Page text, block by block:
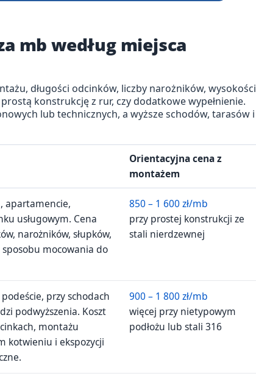
mb według miejsca
długości odcinków, liczby narożników, wysokości
konstrukcję z rur, czy dodatkowe wypełnienie.
lub technicznych, a wyższe schodów, tarasów i
Orientacyjna cena z
montażem
apartamencie,
usługowym. Cena
narożników, słupków,
mocowania do
850 – 1 600 zł/mb
przy prostej konstrukcji ze
stali nierdzewnej
przy schodach
podwyższenia. Koszt
montażu
kotwieniu i ekspozycji
900 – 1 800 zł/mb
więcej przy nietypowym
podłożu lub stali 316